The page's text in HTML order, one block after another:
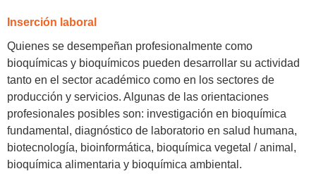
Inserción laboral
Quienes se desempeñan profesionalmente como
bioquímicas y bioquímicos pueden desarrollar su actividad
tanto en el sector académico como en los sectores de
producción y servicios. Algunas de las orientaciones
profesionales posibles son: investigación en bioquímica
fundamental, diagnóstico de laboratorio en salud humana,
biotecnología, bioinformática, bioquímica vegetal / animal,
bioquímica alimentaria y bioquímica ambiental.